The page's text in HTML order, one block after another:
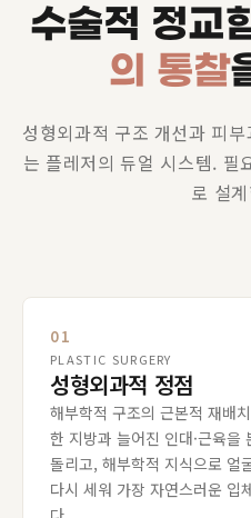
수술적 정교
의 통찰
성형외과적 구조 개선과 피
는 플레저의 듀얼 시스템. 필
로 설
01
PLASTIC SURGERY
성형외과적 정점
해부학적 구조의 근본적 재배
한 지방과 늘어진 인대·근육을
돌리고, 해부학적 지식으로 얼
다시 세워 가장 자연스러운 입